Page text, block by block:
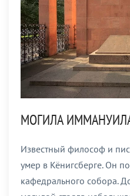
МОГИЛА
Известный философ и
умер в Кёнигсберге. Он
кафедрального собора.